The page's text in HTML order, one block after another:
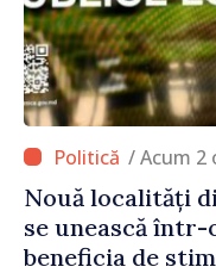
/ Acum 2
Nouă localități
se unească
beneficia de